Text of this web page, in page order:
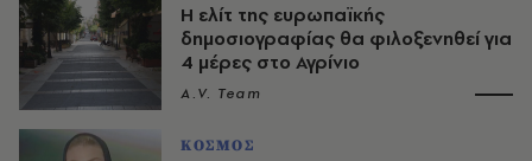
Η ελίτ της ευρωπαϊκής
δημοσιογραφίας θα φιλοξενηθεί για
4 μέρες στο Αγρίνιο
A.V. Team
ΚΟΣΜΟΣ